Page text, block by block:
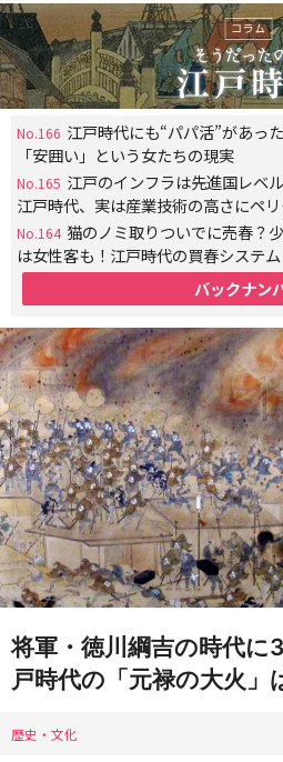
No.166 江戸時代にも“パパ活”があっ
「安囲い」という女たちの現実
No.165 江戸のインフラは先進国レベ
江戸時代、実は産業技術の高さにペ
No.164 猫のノミ取りついでに売春？
は女性客も！江戸時代の買春システム
バックナン
将軍・徳川綱吉の時代
戸時代の「元禄の大火」
歴史・文化